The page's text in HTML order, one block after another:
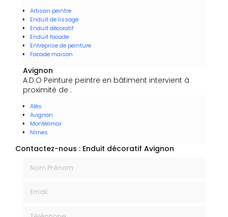
Artisan peintre
Enduit de lissage
Enduit décoratif
Enduit facade
Entreprise de peinture
Facade maison
Avignon
A.D.O Peinture peintre en bâtiment intervient à
proximité de :
Alès
Avignon
Montélimar
Nîmes
Contactez-nous : Enduit décoratif Avignon